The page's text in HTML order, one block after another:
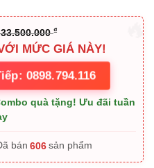
33.500.000₫
MỨC GIÁ NÀY!
0898.794.116
quà tặng! Ưu đãi tuần
bán 606 sản phẩm